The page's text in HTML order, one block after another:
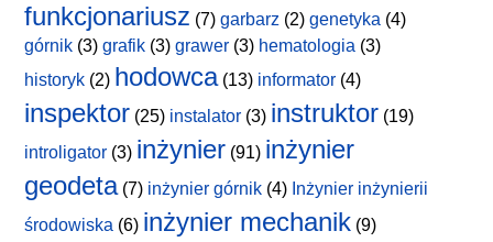
funkcjonariusz (7) garbarz (2) genetyka (4)
górnik (3) grafik (3) grawer (3) hematologia (3)
historyk (2) hodowca(13) informator (4)
inspektor (25) instalator (3) instruktor (19)
introligator (3) inżynier (91) inżynier
geodeta(7) inżynier górnik (4) Inżynier inżynierii
środowiska (6) inżynier mechanik (9)